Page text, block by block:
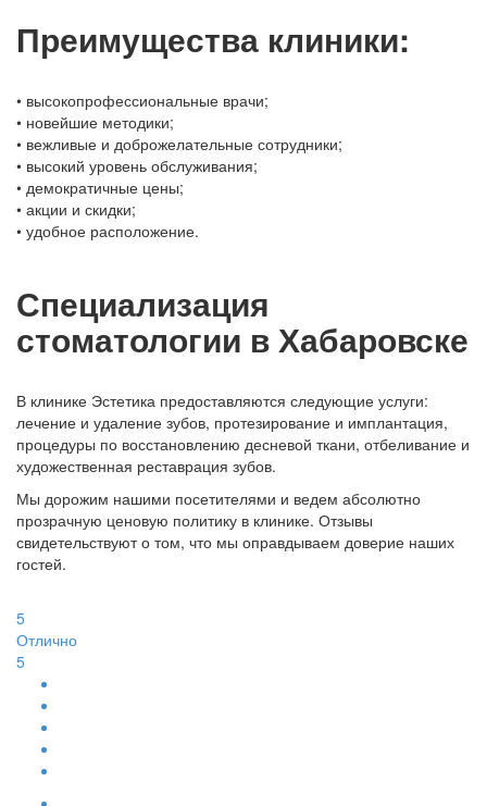
Преимущества клиники:
• высокопрофессиональные врачи;
• новейшие методики;
• вежливые и доброжелательные сотрудники;
• высокий уровень обслуживания;
• демократичные цены;
• акции и скидки;
• удобное расположение.
Специализация
стоматологии в Хабаровске
В клинике Эстетика предоставляются следующие услуги:
лечение и удаление зубов, протезирование и имплантация,
процедуры по восстановлению десневой ткани, отбеливание и
художественная реставрация зубов.
Мы дорожим нашими посетителями и ведем абсолютно
прозрачную ценовую политику в клинике. Отзывы
свидетельствуют о том, что мы оправдываем доверие наших
гостей.
5
Отлично
5